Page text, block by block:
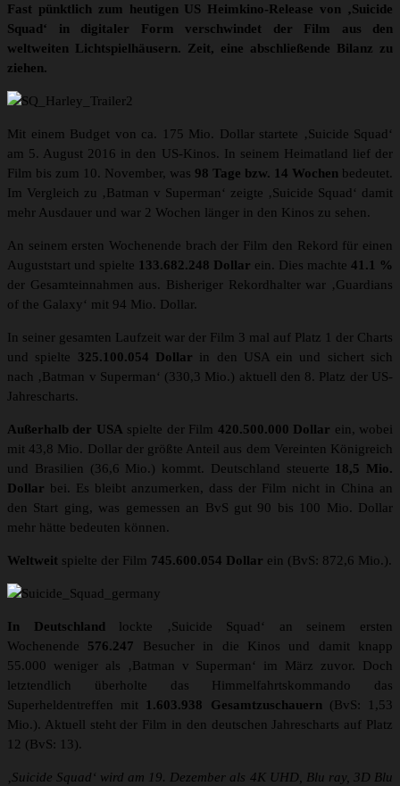
Fast pünktlich zum heutigen US Heimkino-Release von ‚Suicide
Squad‘ in digitaler Form verschwindet der Film aus den
weltweiten Lichtspielhäusern. Zeit, eine abschließende Bilanz zu
ziehen.
Mit einem Budget von ca. 175 Mio. Dollar startete ‚Suicide Squad‘
am 5. August 2016 in den US-Kinos. In seinem Heimatland lief der
Film bis zum 10. November, was 98 Tage bzw. 14 Wochen bedeutet.
Im Vergleich zu ‚Batman v Superman‘ zeigte ‚Suicide Squad‘ damit
mehr Ausdauer und war 2 Wochen länger in den Kinos zu sehen.
An seinem ersten Wochenende brach der Film den Rekord für einen
Auguststart und spielte 133.682.248 Dollar ein. Dies machte 41.1 %
der Gesamteinnahmen aus. Bisheriger Rekordhalter war ‚Guardians
of the Galaxy‘ mit 94 Mio. Dollar.
In seiner gesamten Laufzeit war der Film 3 mal auf Platz 1 der Charts
und spielte 325.100.054 Dollar in den USA ein und sichert sich
nach ‚Batman v Superman‘ (330,3 Mio.) aktuell den 8. Platz der US-
Jahrescharts.
Außerhalb der USA spielte der Film 420.500.000 Dollar ein, wobei
mit 43,8 Mio. Dollar der größte Anteil aus dem Vereinten Königreich
und Brasilien (36,6 Mio.) kommt. Deutschland steuerte 18,5 Mio.
Dollar bei. Es bleibt anzumerken, dass der Film nicht in China an
den Start ging, was gemessen an BvS gut 90 bis 100 Mio. Dollar
mehr hätte bedeuten können.
Weltweit spielte der Film 745.600.054 Dollar ein (BvS: 872,6 Mio.).
In Deutschlandlockte ‚Suicide Squad‘ an seinem ersten
Wochenende 576.247 Besucher in die Kinos und damit knapp
55.000 weniger als ‚Batman v Superman‘ im März zuvor. Doch
letztendlich überholte das Himmelfahrtskommando das
Superheldentreffen mit 1.603.938 Gesamtzuschauern(BvS: 1,53
Mio.). Aktuell steht der Film in den deutschen Jahrescharts auf Platz
12 (BvS: 13).
‚Suicide Squad‘ wird am 19. Dezember als 4K UHD, Blu ray, 3D Blu